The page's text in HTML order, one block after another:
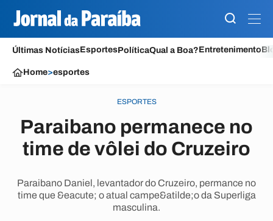
Últimas NotíciasEsportesPolíticaQual a Boa?Entretenimento
Home>esportes
ESPORTES
Paraibano permanece no
time de vôlei do Cruzeiro
Paraibano Daniel, levantador do Cruzeiro, permance no
time que &eacute; o atual campe&atilde;o da Superliga
masculina.